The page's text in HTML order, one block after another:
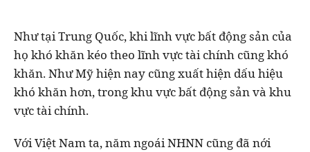
Như tại Trung Quốc, khi lĩnh vực bất động sản của
họ khó khăn kéo theo lĩnh vực tài chính cũng khó
khăn. Như Mỹ hiện nay cũng xuất hiện dấu hiệu
khó khăn hơn, trong khu vực bất động sản và khu
vực tài chính.
Với Việt Nam ta, năm ngoái NHNN cũng đã nới